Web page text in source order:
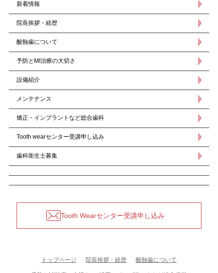
新着情報
院長挨拶・経歴
酸蝕歯について
予防とMI治療の大切さ
設備紹介
メンテナンス
矯正・インプラントなど総合歯科
Tooth wearセンター受講申し込み
歯科衛生士募集
Tooth Wearセンター受講申し込み
トップページ 院長挨拶・経歴 酸蝕歯について